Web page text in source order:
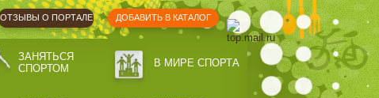
ОТЗЫВЫ О ПОРТАЛЕ ДОБАВИТЬ В КАТАЛОГ
ЗАНЯТЬСЯ
СПОРТОМ
В МИРЕ СПОРТА